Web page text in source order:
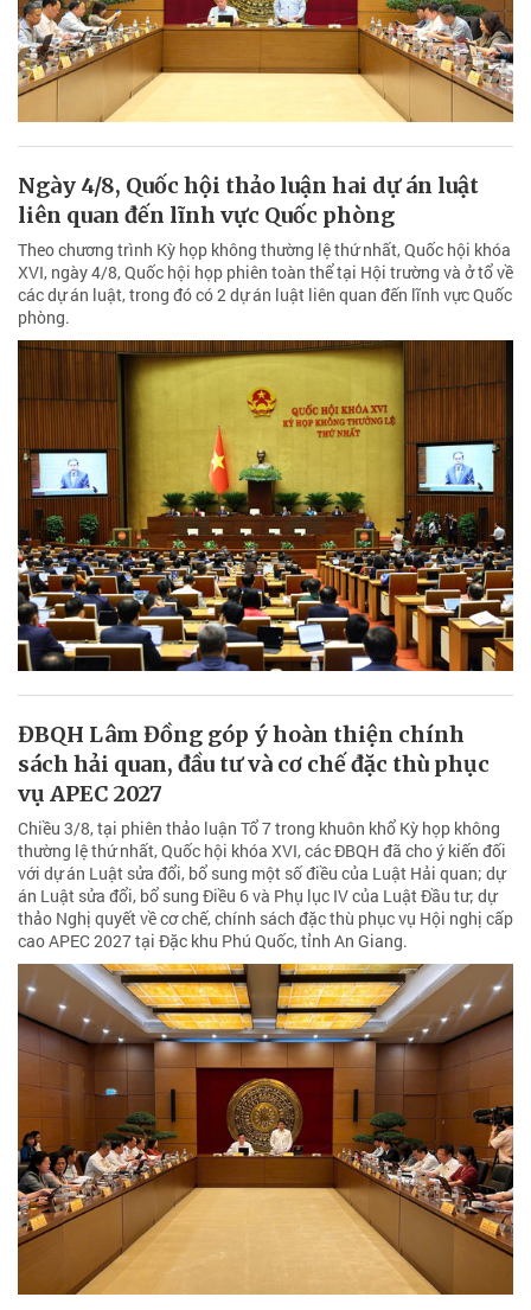
Ngày 4/8, Quốc hội thảo luận hai dự án luật
liên quan đến lĩnh vực Quốc phòng
Theo chương trình Kỳ họp không thường lệ thứ nhất, Quốc hội khóa
XVI, ngày 4/8, Quốc hội họp phiên toàn thể tại Hội trường và ở tổ về
các dự án luật, trong đó có 2 dự án luật liên quan đến lĩnh vực Quốc
phòng.
ĐBQH Lâm Đồng góp ý hoàn thiện chính
sách hải quan, đầu tư và cơ chế đặc thù phục
vụ APEC 2027
Chiều 3/8, tại phiên thảo luận Tổ 7 trong khuôn khổ Kỳ họp không
thường lệ thứ nhất, Quốc hội khóa XVI, các ĐBQH đã cho ý kiến đối
với dự án Luật sửa đổi, bổ sung một số điều của Luật Hải quan; dự
án Luật sửa đổi, bổ sung Điều 6 và Phụ lục IV của Luật Đầu tư; dự
thảo Nghị quyết về cơ chế, chính sách đặc thù phục vụ Hội nghị cấp
cao APEC 2027 tại Đặc khu Phú Quốc, tỉnh An Giang.